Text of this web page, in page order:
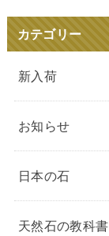
カテゴリー
新入荷
お知らせ
日本の石
天然石の教科書